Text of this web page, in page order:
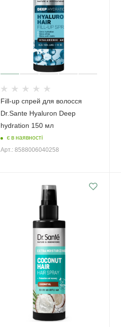
Fill-up спрей для волосся
Dr.Sante Hyaluron Deep
hydration 150 мл
є в наявності
Арт.: 8588006040258